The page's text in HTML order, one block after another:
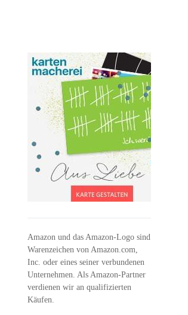
Amazon und das Amazon-Logo sind
Warenzeichen von Amazon.com,
Inc. oder eines seiner verbundenen
Unternehmen. Als Amazon-Partner
verdienen wir an qualifizierten
Käufen.